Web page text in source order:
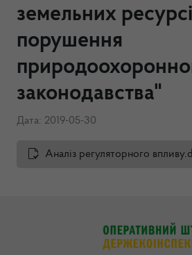
земельних
порушення
законодавства"
Дата: 2019-05-30
Аналіз регуляторного